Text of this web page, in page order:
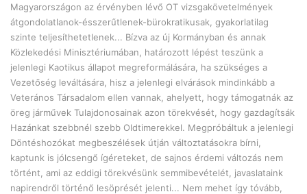
Magyarországon az érvényben lévő OT vizsgakövetelmények
átgondolatlanok-ésszerűtlenek-bürokratikusak, gyakorlatilag
szinte teljesíthetetlenek... Bízva az új Kormányban és annak
Közlekedési Minisztériumában, határozott lépést teszünk a
jelenlegi Kaotikus állapot megreformálására, ha szükséges a
Vezetőség leváltására, hisz a jelenlegi elvárások mindinkább a
Veterános Társadalom ellen vannak, ahelyett, hogy támogatnák az
öreg járművek Tulajdonosainak azon törekvését, hogy gazdagítsák
Hazánkat szebbnél szebb Oldtimerekkel. Megpróbáltuk a jelenlegi
Döntéshozókat megbeszélések útján változtatásokra bírni,
kaptunk is jólcsengő ígéreteket, de sajnos érdemi változás nem
történt, ami az eddigi törekvésünk semmibevételét, javaslataink
napirendről történő lesöprését jelenti... Nem mehet így tóvább,